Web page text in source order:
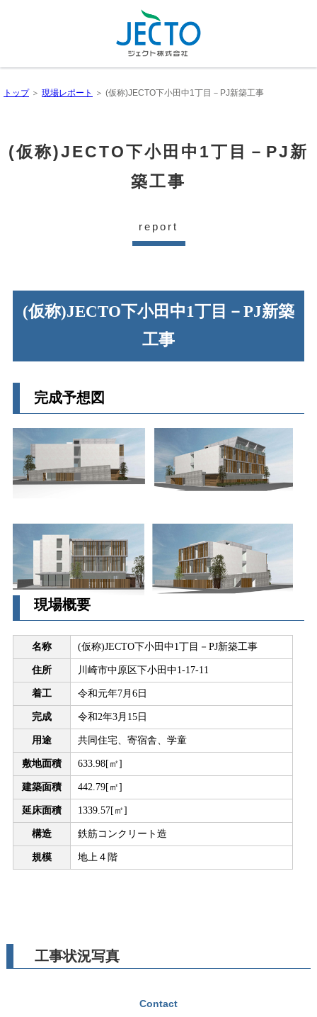
トップ＞ 現場レポート ＞ (仮称)JECTO下小田中1丁目－PJ新築工事
(仮称)JECTO下小田中1丁目－PJ新
築工事
report
工事状況写真
Contact